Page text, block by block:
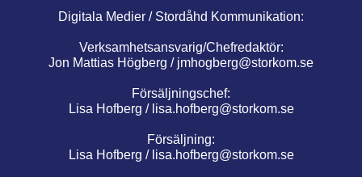
Digitala Medier / Stordåhd Kommunikation:
Verksamhetsansvarig/Chefredaktör:
Jon Mattias Högberg / jmhogberg@storkom.se
Försäljningschef:
Lisa Hofberg / lisa.hofberg@storkom.se
Försäljning:
Lisa Hofberg / lisa.hofberg@storkom.se